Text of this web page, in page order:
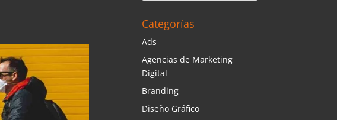
Categorías
Ads
Agencias de Marketing
Digital
Branding
Diseño Gráfico